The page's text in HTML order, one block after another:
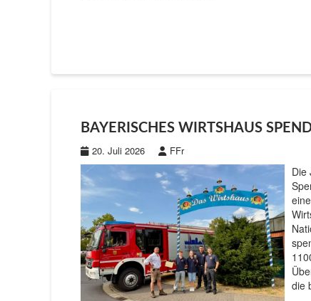
BAYERISCHES WIRTSHAUS
20. Juli 2026 FFr
Die
die